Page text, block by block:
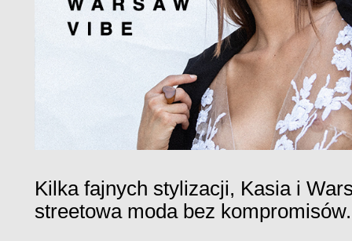
Kilka fajnych stylizacji, Kasia i
streetowa moda bez